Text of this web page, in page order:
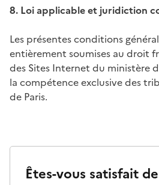
8. Loi applicable et juridiction
Les présentes conditions
entièrement soumises au droit
des Sites Internet du ministère
la compétence exclusive des
de Paris.
Êtes-vous satisfait